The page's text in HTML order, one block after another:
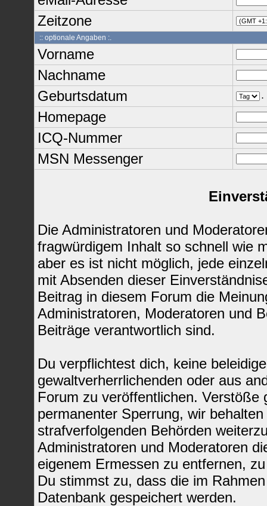
Zeitzone
:: optionale Angaben :.
Vorname
Nachname
Geburtsdatum
.
Homepage
ICQ-Nummer
MSN Messenger
Die Administratoren und
fragwürdigem Inhalt so schnell wie
aber es ist nicht möglich, jede
mit Absenden dieser
Beitrag in diesem Forum die
Administratoren, Moderatoren und
Beiträge verantwortlich sind.
Du verpflichtest dich, keine
gewaltverherrlichenden oder aus
Forum zu veröffentlichen. Verstöße
permanenter Sperrung, wir
strafverfolgenden Behörden
Administratoren und Moderatoren
eigenem Ermessen zu entfernen,
Du stimmst zu, dass die im
Datenbank gespeichert werden.